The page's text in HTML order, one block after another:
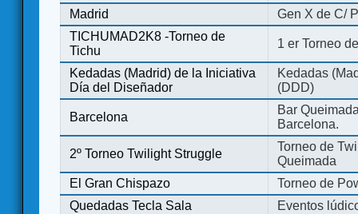
Madrid
Gen X de C/
TICHUMAD2K8 -Torneo de
Tichu
1 er Torneo
Kedadas (Madrid) de la Iniciativa
Día del Diseñador
Kedadas
(DDD)
Barcelona
Bar
Barcelona.
2º Torneo Twilight Struggle
Torneo de
Queimada
El Gran Chispazo
Torneo de
Quedadas Tecla Sala
Eventos